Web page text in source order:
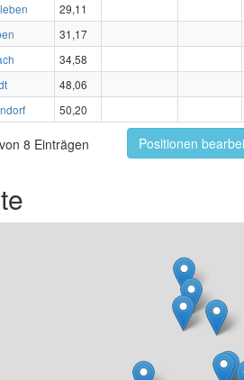
29,11
31,17
34,58
48,06
50,20
8 Einträgen Positionen